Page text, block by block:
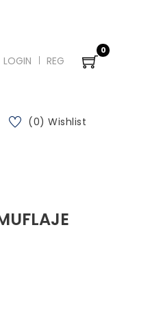
LOGIN REG
0
(0) Wishlist